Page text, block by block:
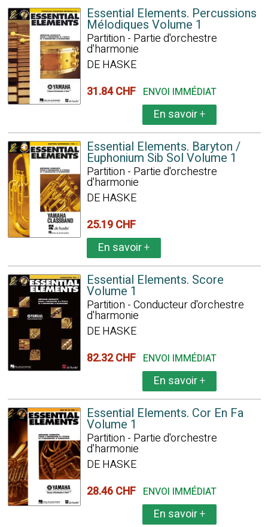
Essential Elements. Percussions
Mélodiques Volume 1
Partition - Partie d'orchestre
d'harmonie
DE HASKE
31.84 CHF ENVOI IMMÉDIAT
En savoir+
Essential Elements. Baryton /
Euphonium Sib Sol Volume 1
Partition - Partie d'orchestre
d'harmonie
DE HASKE
25.19 CHF
En savoir+
Essential Elements. Score
Volume 1
Partition - Conducteur d'orchestre
d'harmonie
DE HASKE
82.32 CHF ENVOI IMMÉDIAT
En savoir+
Essential Elements. Cor En Fa
Volume 1
Partition - Partie d'orchestre
d'harmonie
DE HASKE
28.46 CHF ENVOI IMMÉDIAT
En savoir+